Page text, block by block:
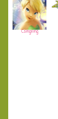
Csingiling